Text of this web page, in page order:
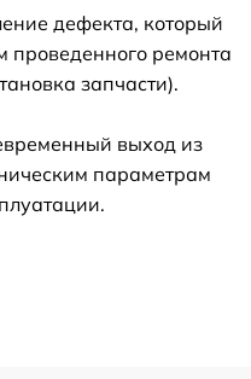
дефекта, который
проведенного ремонта
запчасти).
выход из
параметрам